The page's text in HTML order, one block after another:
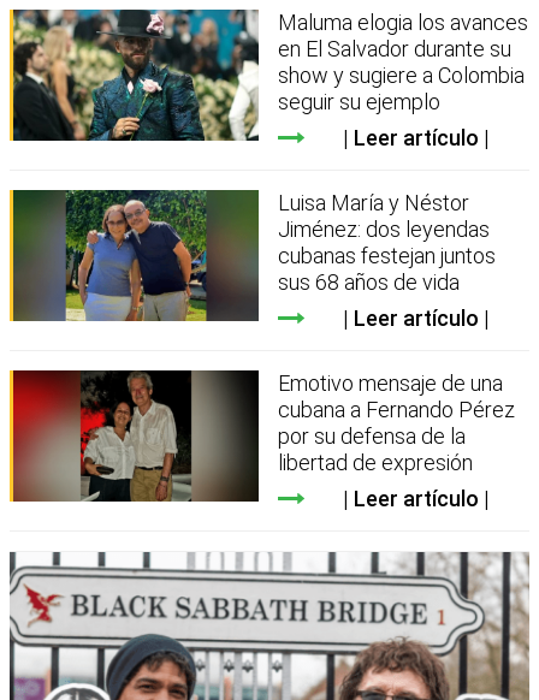
Maluma elogia los avances
en El Salvador durante su
show y sugiere a Colombia
seguir su ejemplo
Leer artículo
Luisa María y Néstor
Jiménez: dos leyendas
cubanas festejan juntos
sus 68 años de vida
Leer artículo
Emotivo mensaje de una
cubana a Fernando Pérez
por su defensa de la
libertad de expresión
Leer artículo